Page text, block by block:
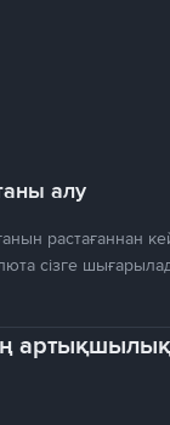
алу
растағаннан
сізге